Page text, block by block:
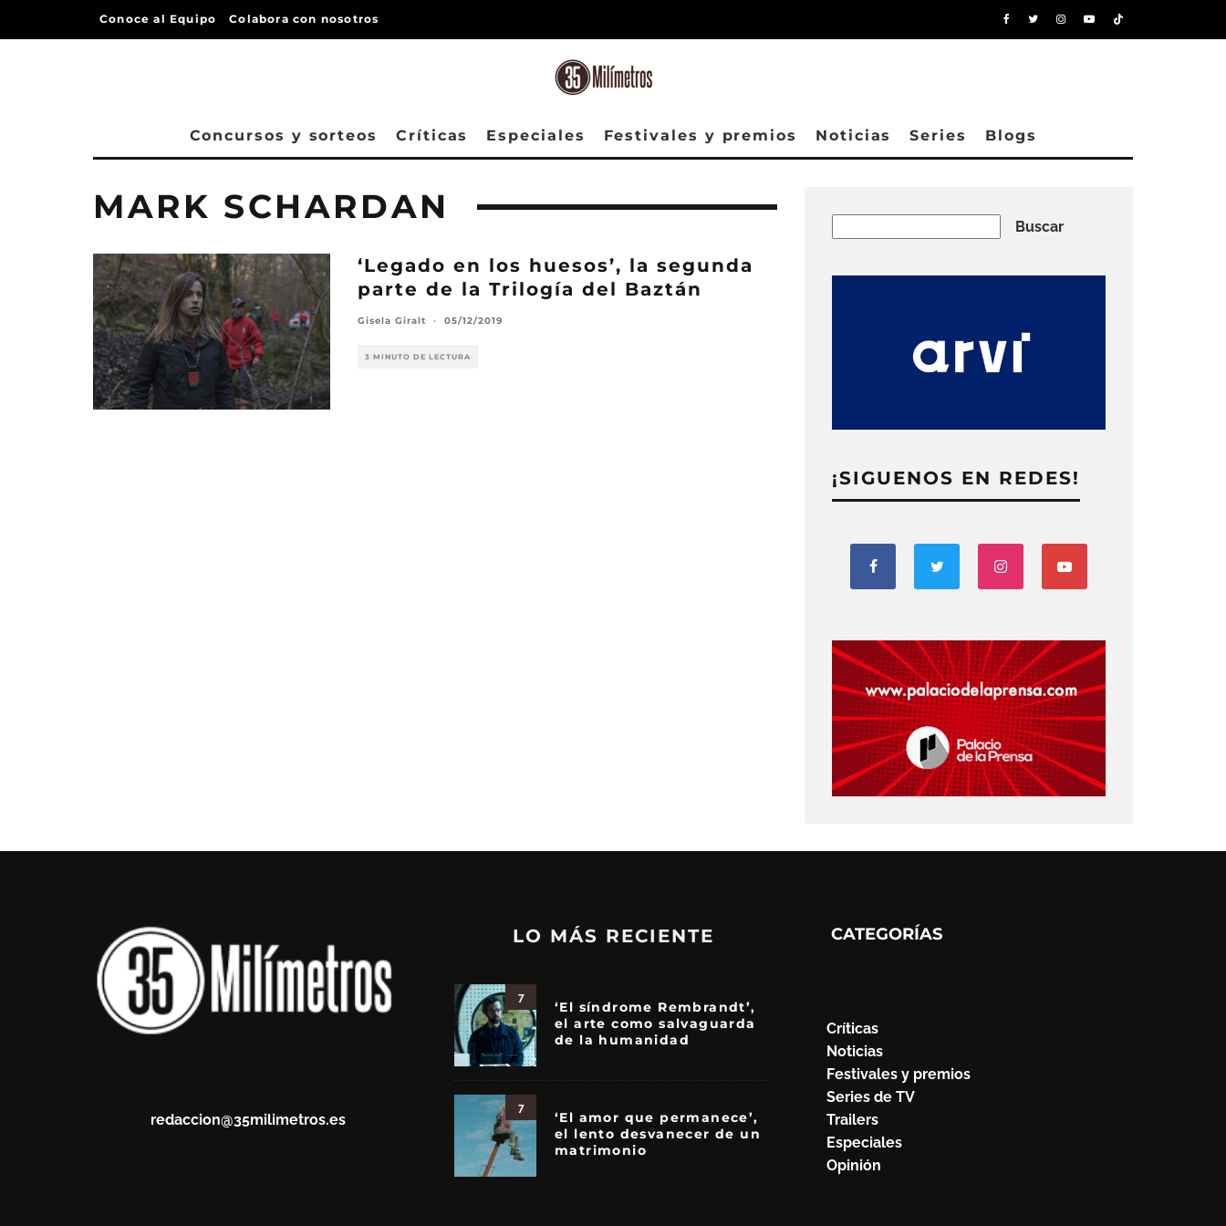
Conoce al Equipo Colabora con nosotros
Concursos y sorteos Críticas Especiales Festivales y premios Noticias Series Blogs
MARK SCHARDAN
‘Legado en los huesos’, la segunda
parte de la Trilogía del Baztán
Gisela Giralt · 05/12/2019
3 MINUTO DE LECTURA
Buscar
¡SIGUENOS EN REDES!
redaccion@35milimetros.es
LO MÁS RECIENTE
7
‘El síndrome Rembrandt’,
el arte como salvaguarda
de la humanidad
7
‘El amor que permanece’,
el lento desvanecer de un
matrimonio
CATEGORÍAS
Críticas
Noticias
Festivales y premios
Series de TV
Trailers
Especiales
Opinión